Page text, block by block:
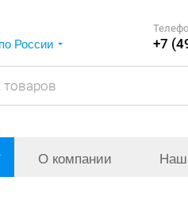
России +7
О компании